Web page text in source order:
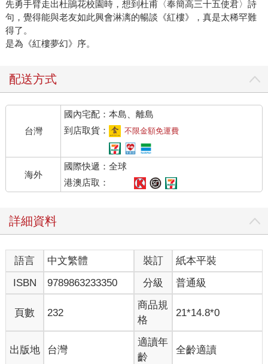
先勇手臂走出杜鵑花校園時，想到杜甫〈奉簡高三十五使君〉詩
句，覺得能與老友如此興會淋漓的暢談《紅樓》，真是太稀罕難
得了。
是為《紅樓夢幻》序。
配送方式
台灣
國內宅配：本島、離島
到店取貨：
不限金額免運費
海外
國際快遞：全球
港澳店取：
詳細資料
語言 中文繁體 裝訂
紙本平裝
ISBN
9789863233350 分級 普通級
頁數 232
商品規
格
21*14.8*0
出版地 台灣
適讀年
齡
全齡適讀